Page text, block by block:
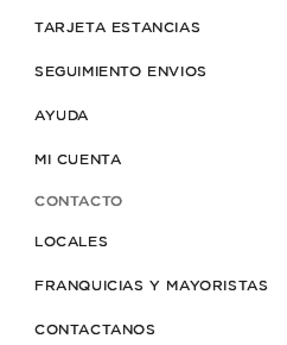
TARJETA ESTANCIAS
SEGUIMIENTO ENVIOS
AYUDA
MI CUENTA
CONTACTO
LOCALES
FRANQUICIAS Y MAYORISTAS
CONTACTANOS